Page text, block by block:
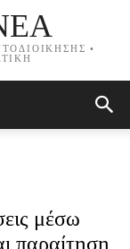
•
μέσω
παραίτηση